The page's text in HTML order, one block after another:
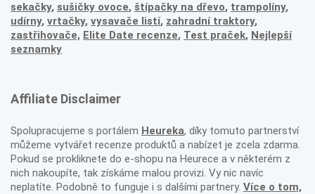
sekačky, sušičky ovoce, štípačky na dřevo, trampolíny,
udírny, vrtačky, vysavače listí, zahradní traktory,
zastřihovače, Elite Date recenze, Test praček, Nejlepší
seznamky
Affiliate Disclaimer
Spolupracujeme s portálem Heureka, díky tomuto partnerství
můžeme vytvářet recenze produktů a nabízet je zcela zdarma.
Pokud se prokliknete do e-shopu na Heurece a v některém z
nich nakoupíte, tak získáme malou provizi. Vy nic navíc
neplatíte. Podobně to funguje i s dalšími partnery. Více o tom,